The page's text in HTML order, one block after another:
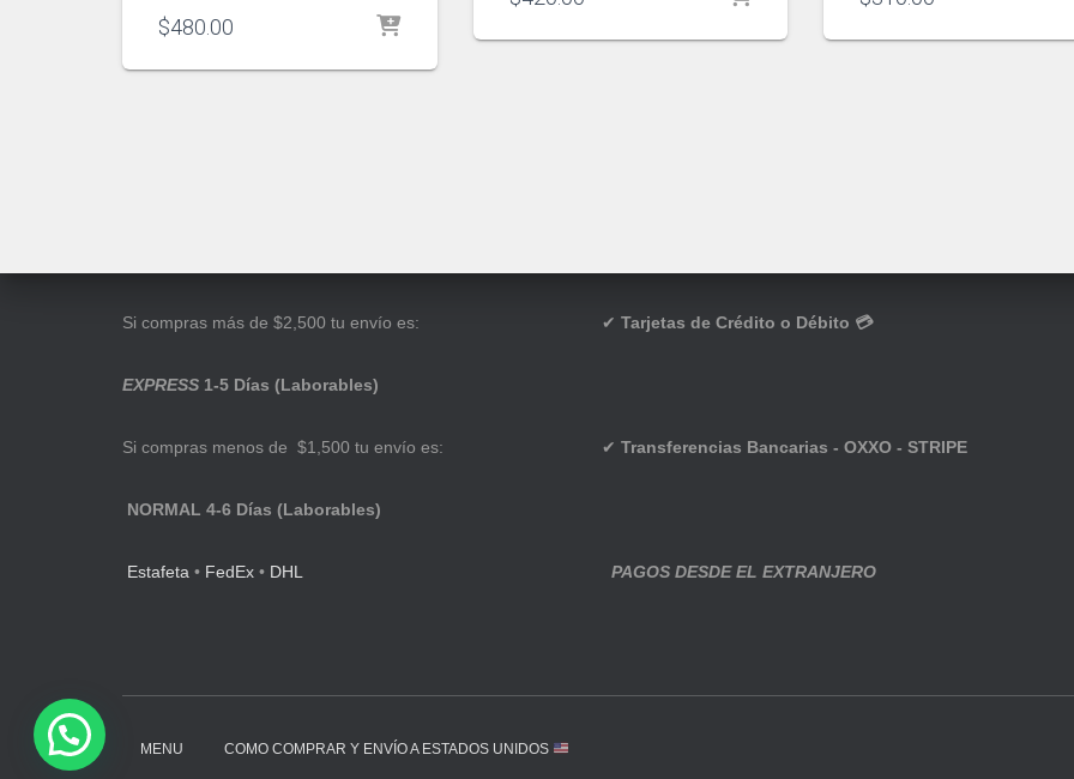
$480.00
Si compras más de $2,500 tu envío es:
EXPRESS 1-5 Días (Laborables)
Si compras menos de $1,500 tu envío es:
NORMAL 4-6 Días (Laborables)
Estafeta • FedEx • DHL
✔ Tarjetas de Crédito o Débito 💳
✔ Transferencias Bancarias - OXXO - STRIPE
PAGOS DESDE EL EXTRANJERO
MENU COMO COMPRAR Y ENVÍO A ESTADOS UNIDOS